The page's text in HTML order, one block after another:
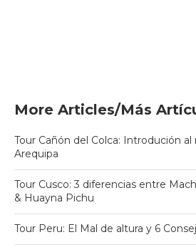
More Articles/Más
Tour Cañón del Colca: Introdución al
Arequipa
Tour Cusco: 3 diferencias entre
& Huayna Pichu
Tour Peru: El Mal de altura y 6